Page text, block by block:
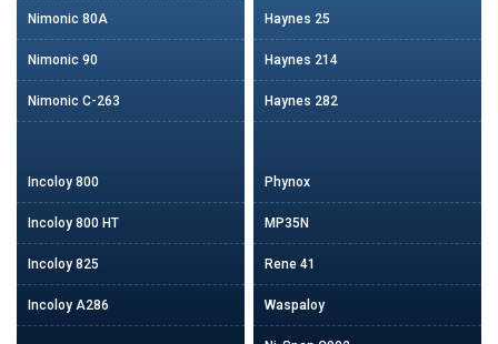
Nimonic 80A
Nimonic 90
Nimonic C-263
Incoloy 800
Incoloy 800 HT
Incoloy 825
Incoloy A286
Haynes 25
Haynes 214
Haynes 282
Phynox
MP35N
Rene 41
Waspaloy